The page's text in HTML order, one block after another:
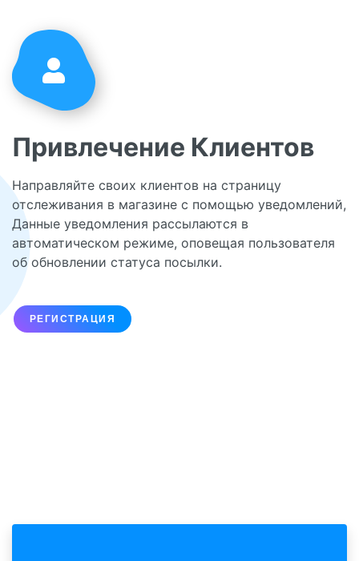
Привлечение Клиентов
Направляйте своих клиентов на страницу
отслеживания в магазине с помощью уведомлений,
Данные уведомления рассылаются в
автоматическом режиме, оповещая пользователя
об обновлении статуса посылки.
РЕГИСТРАЦИЯ